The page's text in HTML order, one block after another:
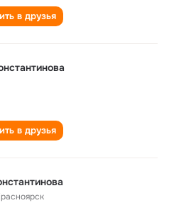
в друзья
в друзья